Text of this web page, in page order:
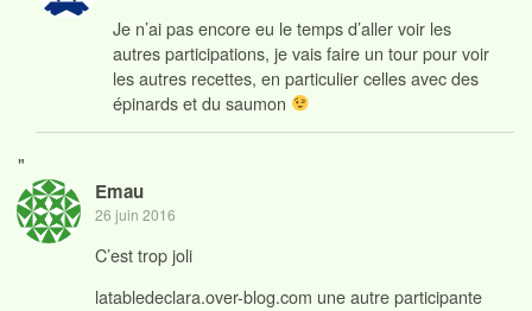
Je n’ai pas encore eu le temps d’aller voir les
autres participations, je vais faire un tour pour voir
les autres recettes, en particulier celles avec des
épinards et du saumon
"
Emau
26 juin 2016
C’est trop joli
latabledeclara.over-blog.com une autre participante